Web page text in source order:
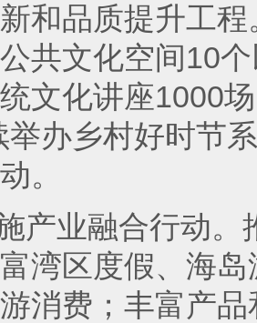
和品质提升工
共文化空间10
文化讲座1000
举办乡村好时节
。
产业融合行动。
湾区度假、海岛
消费；丰富产